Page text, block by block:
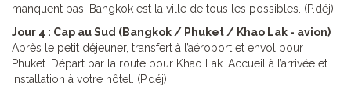
manquent pas. Bangkok est la ville de tous les possibles. (P.déj)
Jour 4 : Cap au Sud (Bangkok / Phuket / Khao Lak - avion)
Après le petit déjeuner, transfert à l’aéroport et envol pour
Phuket. Départ par la route pour Khao Lak. Accueil à l’arrivée et
installation à votre hôtel. (P.déj)